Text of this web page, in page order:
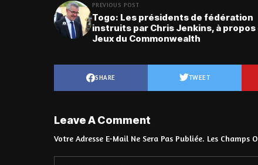
PREVIOUS POST
Togo: Les présidents de fédération
instruits par Chris Jenkins, à propos
Jeux du Commonwealth
SHARE TWEET
Leave A Comment
Votre Adresse E-Mail Ne Sera Pas Publiée. Les Champs